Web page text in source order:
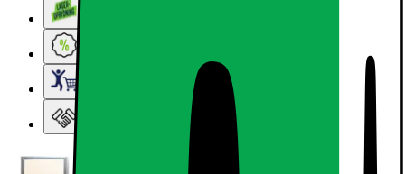
Lageroprydning
Ugens tilbud - og andre gode priser
Elgigantens Kundeklub